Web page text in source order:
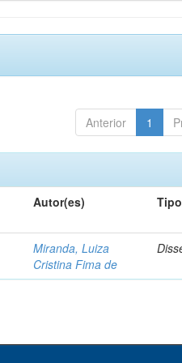
Anterior 1
Autor(es) Tipo
Miranda, Luiza
Cristina Fima de